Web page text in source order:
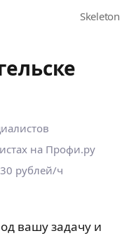
на Профи.ру
рублей/ч
вашу задачу и